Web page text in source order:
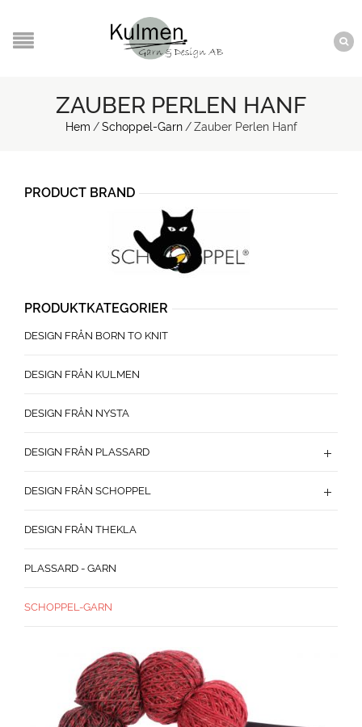
ZAUBER PERLEN HANF
Hem / Schoppel-Garn / Zauber Perlen Hanf
PRODUCT BRAND
PRODUKTKATEGORIER
DESIGN FRÅN BORN TO KNIT
DESIGN FRÅN KULMEN
DESIGN FRÅN NYSTA
DESIGN FRÅN PLASSARD
DESIGN FRÅN SCHOPPEL
DESIGN FRÅN THEKLA
PLASSARD - GARN
SCHOPPEL-GARN